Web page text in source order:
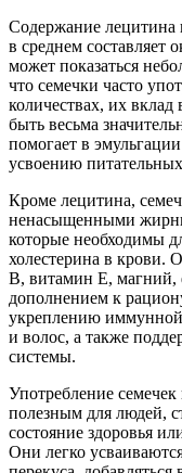
Содержание лецитина
в среднем составляет
может показаться
что семечки часто
количествах, их
быть весьма
помогает в
усвоению
Кроме лецитина,
ненасыщенными
которые необходимы
холестерина в крови.
B, витамин E, магний,
дополнением к
укреплению
и волос, а также
системы.
Употребление
полезным для людей,
состояние здоровья
Они легко